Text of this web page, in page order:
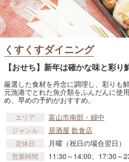
くすくすダイニング
【おせち】新年は確かな味と彩
厳選した食材を丹念に調理し、彩りも
元漁港でとれた魚介類をふんだんに使
め、早めの予約がおすすめ。
エリア 富山市南部・婦中
ジャンル 居酒屋 飲食店
定休日 月曜（祝日の場合翌日）
営業時間 11:30～14:00、17:30～